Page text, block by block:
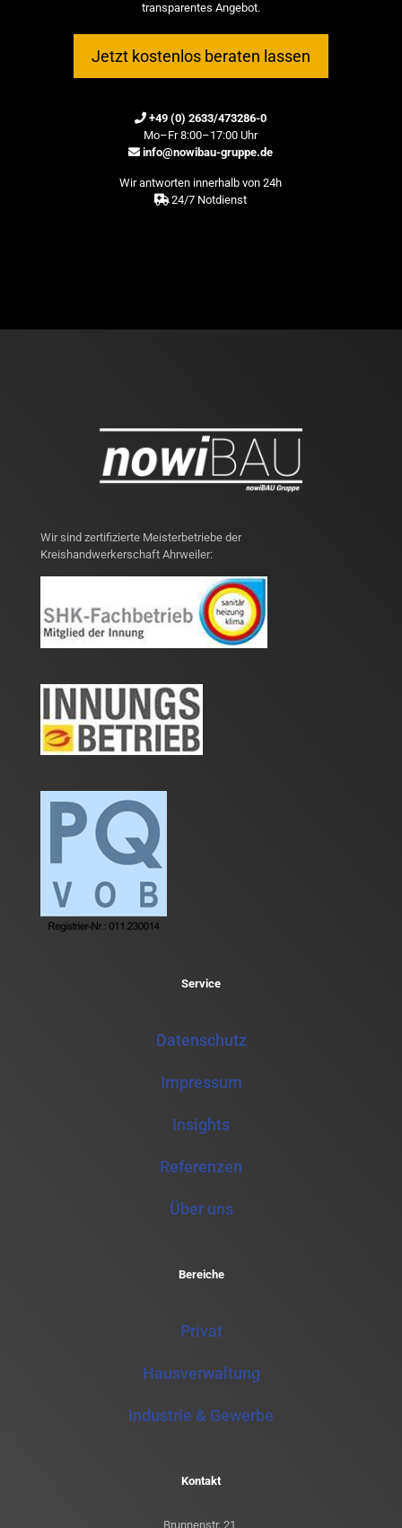
transparentes Angebot.
Jetzt kostenlos beraten lassen
+49 (0) 2633/473286-0
Mo–Fr 8:00–17:00 Uhr
info@nowibau-gruppe.de
Wir antworten innerhalb von 24h
24/7 Notdienst
Wir sind zertifizierte Meisterbetriebe der
Kreishandwerkerschaft Ahrweiler:
Service
Datenschutz
Impressum
Insights
Referenzen
Über uns
Bereiche
Privat
Hausverwaltung
Industrie & Gewerbe
Kontakt
Brunnenstr. 21,